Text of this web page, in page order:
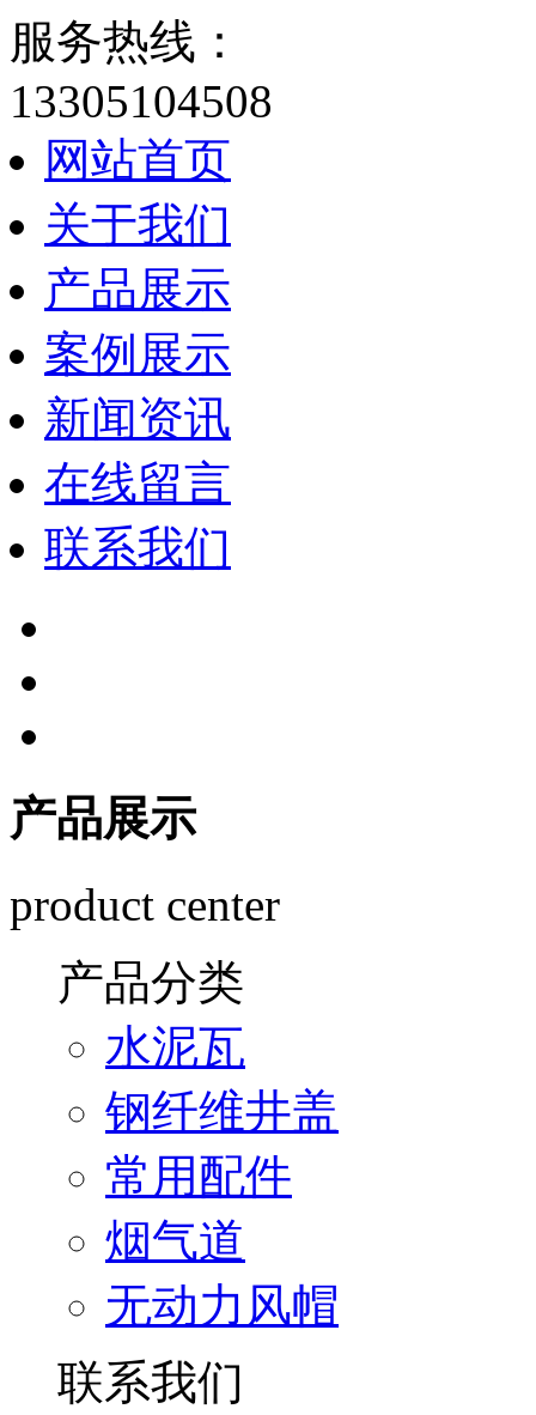
服务热线：
13305104508
网站首页
关于我们
产品展示
案例展示
新闻资讯
在线留言
联系我们
产品展示
product center
产品分类
水泥瓦
钢纤维井盖
常用配件
烟气道
无动力风帽
联系我们